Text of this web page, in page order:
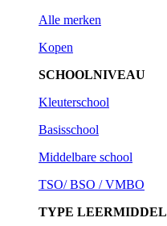
Alle merken
Kopen
SCHOOLNIVEAU
Kleuterschool
Basisschool
Middelbare school
TSO/ BSO / VMBO
TYPE LEERMIDDEL